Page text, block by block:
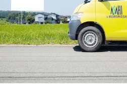
お知らせ
BLOG
お問い合わせ